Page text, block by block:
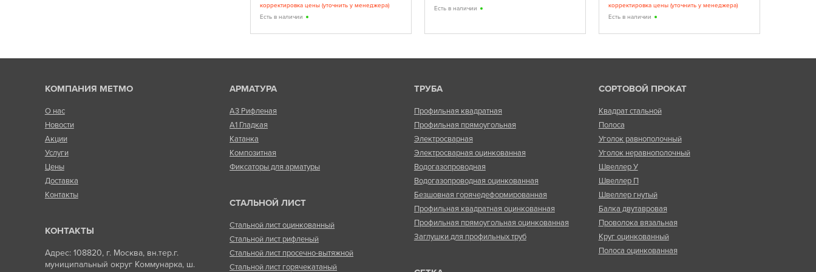
корректировка цены (уточнить у менеджера)
Есть в наличии
Есть в наличии
корректировка цены (уточнить у менеджера)
Есть в наличии
КОМПАНИЯ МЕТМО
О нас
Новости
Акции
Услуги
Цены
Доставка
Контакты
КОНТАКТЫ
Адрес: 108820, г. Москва, вн.тер.г.
муниципальный округ Коммунарка, ш.
АРМАТУРА
А3 Рифленая
А1 Гладкая
Катанка
Композитная
Фиксаторы для арматуры
СТАЛЬНОЙ ЛИСТ
Стальной лист оцинкованный
Стальной лист рифленый
Стальной лист просечно-вытяжной
Стальной лист горячекатаный
ТРУБА
Профильная квадратная
Профильная прямоугольная
Электросварная
Электросварная оцинкованная
Водогазопроводная
Водогазопроводная оцинкованная
Безшовная горячедеформированная
Профильная квадратная оцинкованная
Профильная прямоугольная оцинкованная
Заглушки для профильных труб
СОРТОВОЙ ПРОКАТ
Квадрат стальной
Полоса
Уголок равнополочный
Уголок неравнополочный
Швеллер У
Швеллер П
Швеллер гнутый
Балка двутавровая
Проволока вязальная
Круг оцинкованный
Полоса оцинкованная